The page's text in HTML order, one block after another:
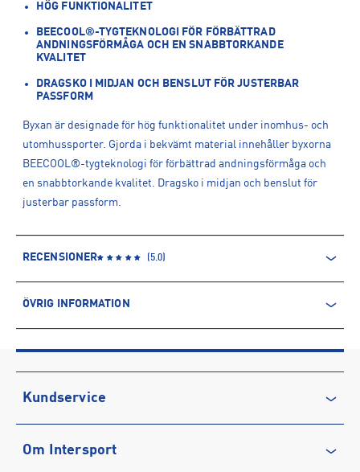
HÖG FUNKTIONALITET
BEECOOL®-TYGTEKNOLOGI FÖR FÖRBÄTTRAD
ANDNINGSFÖRMÅGA OCH EN SNABBTORKANDE
KVALITET
DRAGSKO I MIDJAN OCH BENSLUT FÖR JUSTERBAR
PASSFORM
Byxan är designade för hög funktionalitet under inomhus- och
utomhussporter. Gjorda i bekvämt material innehåller byxorna
BEECOOL®-tygteknologi för förbättrad andningsförmåga och
en snabbtorkande kvalitet. Dragsko i midjan och benslut för
justerbar passform.
RECENSIONER (5.0)
ÖVRIG INFORMATION
Produktnummer: 1523432
Leverantörens produktnummer: 212655
Artikelnummer: 152343205-BLACK/BLACK
Tillverkare:Hummel Sweden AB
Kontakt tillverkare
Kundservice
Vanliga frågor & svar
Om Intersport